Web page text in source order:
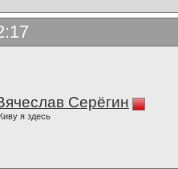
Серёгин
я здесь